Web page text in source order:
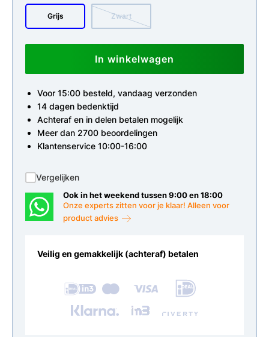
Grijs Zwart
In winkelwagen
Voor 15:00 besteld, vandaag verzonden
14 dagen bedenktijd
Achteraf en in delen betalen mogelijk
Meer dan 2700 beoordelingen
Klantenservice 10:00-16:00
Vergelijken
Ook in het weekend tussen 9:00 en 18:00
Onze experts zitten voor je klaar! Alleen voor
product advies
Veilig en gemakkelijk (achteraf) betalen